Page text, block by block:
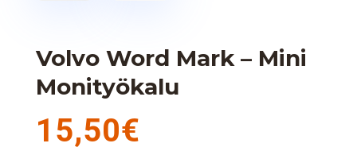
Volvo Word Mark – Mini
Monityökalu
15,50€